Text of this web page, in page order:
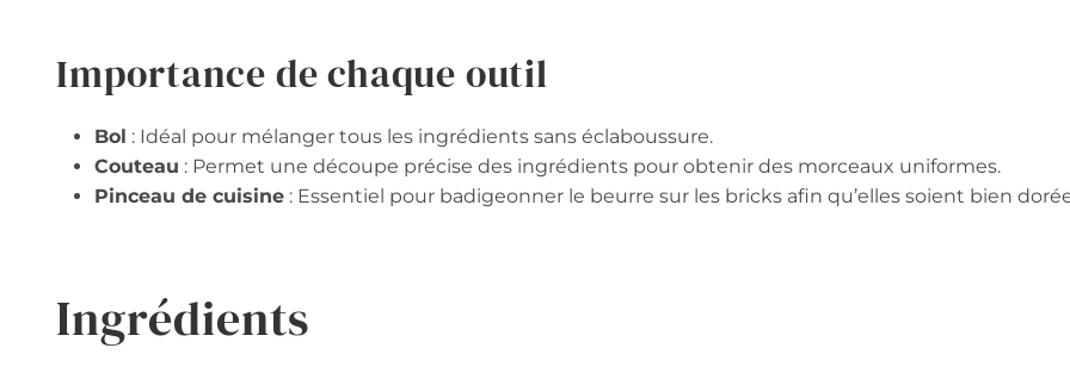
Importance de chaque outil
Bol : Idéal pour mélanger tous les ingrédients sans éclaboussure.
Couteau : Permet une découpe précise des ingrédients pour obtenir des morceaux uniformes.
Pinceau de cuisine : Essentiel pour badigeonner le beurre sur les bricks afin qu’elles soient bien
Ingrédients